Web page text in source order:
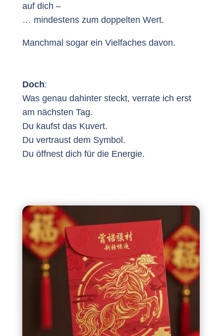
auf dich –
… mindestens zum doppelten Wert.
Manchmal sogar ein Vielfaches davon.
Doch:
Was genau dahinter steckt, verrate ich erst
am nächsten Tag.
Du kaufst das Kuvert.
Du vertraust dem Symbol.
Du öffnest dich für die Energie.